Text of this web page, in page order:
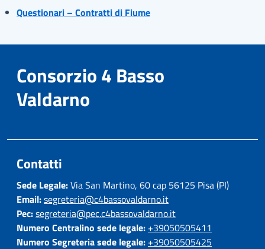
Questionari – Contratti di Fiume
Consorzio 4 Basso
Valdarno
Contatti
Sede Legale:Via San Martino, 60 cap 56125 Pisa (PI)
Email:segreteria@c4bassovaldarno.it
Pec:segreteria@pec.c4bassovaldarno.it
Numero Centralino sede legale: +39050505411
Numero Segreteria sede legale: +39050505425